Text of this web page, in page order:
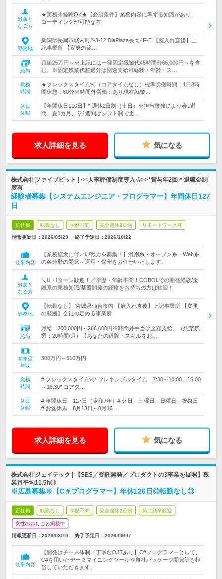
対象と
なる方
★実務未経験OK★【必須条件】業務内容に準ずる知識があり、
コーディングが可能な方
勤務地
新潟県長岡市城内町2-3-12 DiaPlaza長岡4F-E 【雇入れ直後】上
記事業所 【変更の範…
給与
月給25万円～※上記には一律固定残業代45時間分66,000円～を含
む。※固定残業代超過分は別途支給※経験・年齢・ス…
勤務
時間
★フレックスタイム制（コアタイムなし）標準労働時間：1日8時
間休憩：60分※時間外労働：あり現在就業…
休日
休暇
【年間休日110日】* 週休2日制（土日）※担当業務により春1週
間、夏1カ月、冬1週間はシフト制で土…
求人詳細を見る 気になる
株式会社ファイブピット | <<人事評価制度導入☆>>*賞与年2回＊退職金制
度有
経験者募集【システムエンジニア・プログラマー】年間休日127
日
正社員 転勤なし 学歴不問 完全週休2日制 リモートワーク可
情報更新日：2026/05/29 終了予定日： 2026/10/22
仕事内容
【業務拡大に伴い即戦力を募集！】汎用系・オープン系・Web系
の各分野の開発～運用・保守をお任せいたします。
対象と
なる方
＼U・Iターン歓迎！／学歴・年齢不問！COBOLでの開発経験/金
融系の業務知識/基盤開発の経験をお持ちの方は歓迎！
勤務地
【転勤なし】 宮城県仙台市内 【雇入れ直後】上記事業所 【変更
の範囲】会社の定める事業所
給与
月給 200,000円～266,000円※時間外手当は全額支給。（想定残
業：20時間/月）【あなたの経験・スキルをお…
初年度
年収
300万円～510万円
勤務
時間
# フレックスタイム制* フレキシブルタイム 7:30～10:00、15:00
～18:30* コアタ…
休日
休暇
# 年間休日 127日（令和7年）# 休日 土曜日、日曜日、祝祭日
# お盆休み 8月13日～8月16…
求人詳細を見る 気になる
株式会社ジェイテック | 【SES／受託開発／プロダクトの3事業を展開】残
業月平均11.5h◎
※広島募集※【C＃プログラマー】年休126日◎転勤なし◎
正社員 転勤なし 学歴不問 完全週休2日制 第二新卒歓迎
女性のおしごと掲載中
情報更新日：2026/03/10 終了予定日： 2026/09/07
仕事内容
【開発はチーム体制／丁寧なOJTあり】C#プログラマーとして、
C#を用いたデータマイニングツールや自社パッケージ開発等を担
当していただきます。